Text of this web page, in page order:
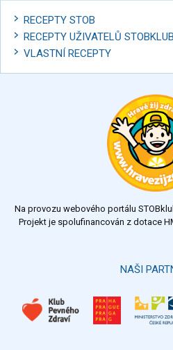
RECEPTY STOB
RECEPTY UŽIVATELŮ
VLASTNÍ RECEPTY
Na provozu webového portálu
Projekt je spolufinancován z dotace
NAŠI